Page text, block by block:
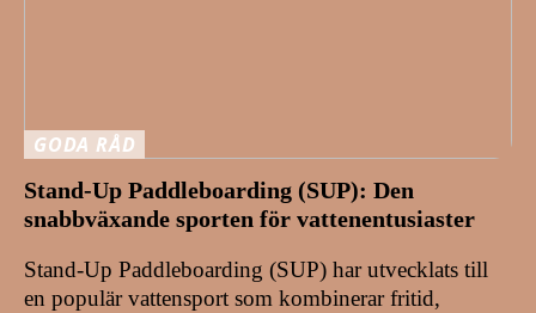
GODA RÅD
Stand-Up Paddleboarding (SUP): Den
snabbväxande sporten för vattenentusiaster
Stand-Up Paddleboarding (SUP) har utvecklats till
en populär vattensport som kombinerar fritid,